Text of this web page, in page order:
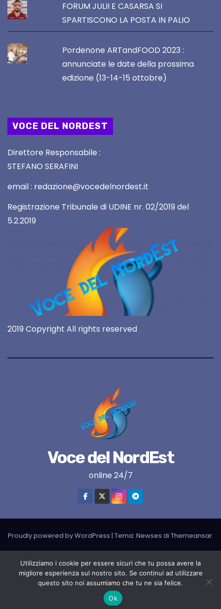
FORUM JULII E CASARSA SI
SPARTISCONO LA POSTA IN PALIO
Pordenone ARTandFOOD 2023 :
annunciate le date della prossima
edizione (13-14-15 ottobre)
VOCE DEL NORDEST
Direttore Responsabile :
STEFANO SERAFINI
email : redazione@vocedelnordest.it
Registrazione Tribunale di UDINE nr. 02/2019 del
5.2.2019
2019 Copyright All rights reserved
Voce del NordEst
online 24/7
Proudly powered by WordPress | Tema: Newses di Themeansar.
LIVE RADIO
RADIONORDEST
Il mio account
SPORT FURLAN PAR FURLAN – In collaborazione con A.S.F.
Utilizziamo i cookie per essere sicuri che tu possa avere la
migliore esperienza sul nostro sito. Se continui ad utilizzare
questo sito noi assumiamo che tu ne sia felice.
Ok